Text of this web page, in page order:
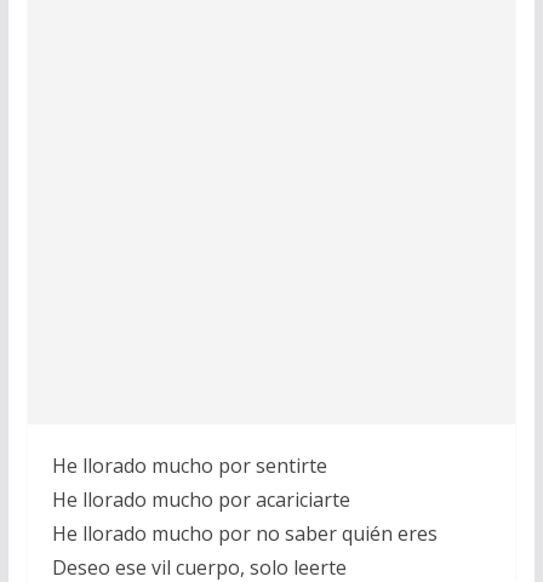
He llorado mucho por sentirte
He llorado mucho por acariciarte
He llorado mucho por no saber quién eres
Deseo ese vil cuerpo, solo leerte